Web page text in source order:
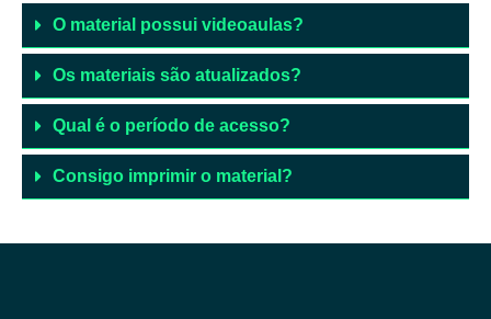
O material possui videoaulas?
Os materiais são atualizados?
Qual é o período de acesso?
Consigo imprimir o material?